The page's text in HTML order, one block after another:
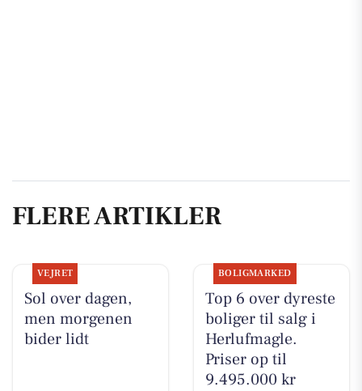
FLERE ARTIKLER
VEJRET
Sol over dagen,
men morgenen
bider lidt
BOLIGMARKED
Top 6 over dyreste
boliger til salg i
Herlufmagle.
Priser op til
9.495.000 kr